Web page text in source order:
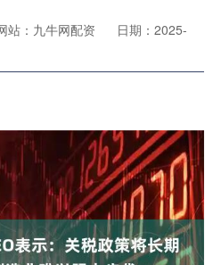
站：九牛网配资
日期：2025-